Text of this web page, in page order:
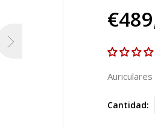
Cantidad: